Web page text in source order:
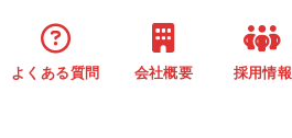
よくある質問 会社概要 採用情報